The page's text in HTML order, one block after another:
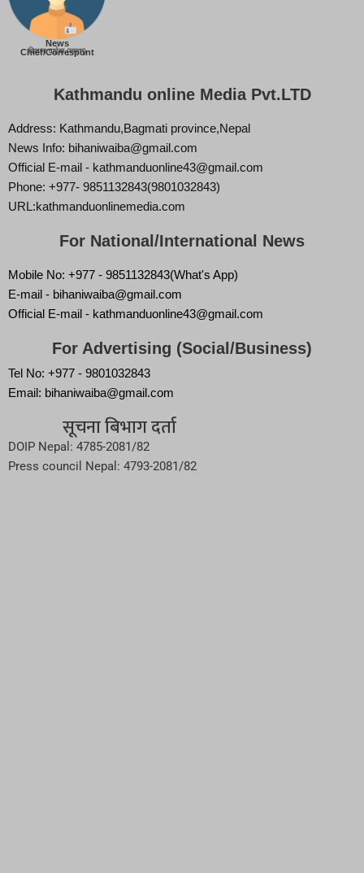
News
Chief/Correspont
बिज्ञान वाईबा (ममता)
Kathmandu online Media Pvt.LTD
Address: Kathmandu,Bagmati province,Nepal
News Info: bihaniwaiba@gmail.com
Official E-mail - kathmanduonline43@gmail.com
Phone: +977- 9851132843(9801032843)
URL:kathmanduonlinemedia.com
For National/International News
Mobile No: +977 - 9851132843(What's App)
E-mail - bihaniwaiba@gmail.com
Official E-mail - kathmanduonline43@gmail.com
For Advertising (Social/Business)
Tel No: +977 - 9801032843
Email: bihaniwaiba@gmail.com
सूचना बिभाग दर्ता
DOIP Nepal: 4785-2081/82
Press council Nepal: 4793-2081/82